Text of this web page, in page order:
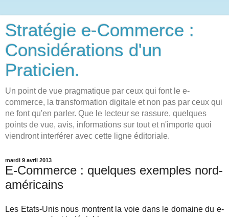
Stratégie e-Commerce :
Considérations d'un
Praticien.
Un point de vue pragmatique par ceux qui font le e-
commerce, la transformation digitale et non pas par ceux qui
ne font qu'en parler. Que le lecteur se rassure, quelques
points de vue, avis, informations sur tout et n'importe quoi
viendront interférer avec cette ligne éditoriale.
mardi 9 avril 2013
E-Commerce : quelques exemples nord-
américains
Les Etats-Unis nous montrent la voie dans le domaine du e-